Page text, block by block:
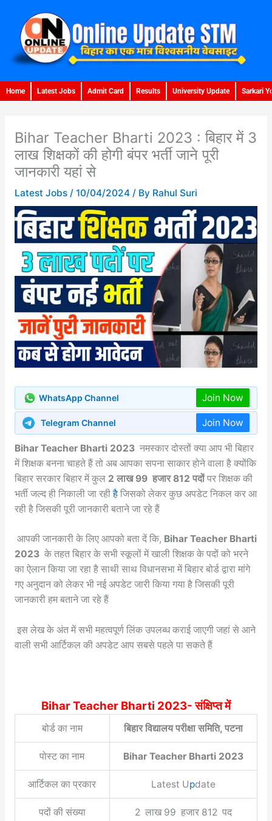
content
Home Latest Jobs Admit Card Results University Update Sarkari
Bihar Teacher Bharti 2023 : बिहार में 3
लाख शिक्षकों की होगी बंपर भर्ती जाने पूरी
जानकारी यहां से
Latest Jobs/ 10/04/2024 / By Rahul Suri
WhatsApp Channel Join Now
Telegram Channel Join Now
Bihar Teacher Bharti 2023 नमस्कार दोस्तों क्या आप भी बिहार
में शिक्षक बनना चाहते हैं तो अब आपका सपना साकार होने वाला है क्योंकि
बिहार सरकार बिहार में कुल 2 लाख 99 हजार 812 पदोंपर शिक्षक की
भर्ती जल्द ही निकाली जा रहीहैजिसको लेकर कुछ अपडेट निकल कर आ
रही है जिसकी पूरी जानकारी बताने जा रहे हैं
आपकी जानकारी के लिए आपको बता दें कि, Bihar Teacher Bharti
2023 के तहत बिहार के सभी स्कूलों में खाली शिक्षक के पदों को भरने
का ऐलान किया जा रहा है साथी साथ विधानसभा में बिहार बोर्ड द्वारा मांगे
गए अनुदान को लेकर भी नई अपडेट जारी किया गया है जिसकी पूरी
जानकारी हम बताने जा रहे हैं
इस लेख के अंत में सभी महत्वपूर्ण लिंक उपलब्ध कराई जाएगी जहां से आने
वाली सभी आर्टिकल की अपडेट आप सबसे पहले पा सकते हैं
Bihar Teacher Bharti 2023- संक्षिप्त में
बोर्ड का नाम बिहार विद्यालय परीक्षा समिति, पटना
पोस्ट का नाम Bihar Teacher Bharti 2023
आर्टिकल का प्रकार Latest Update
पदों की संख्या 2 लाख 99 हजार 812 पद